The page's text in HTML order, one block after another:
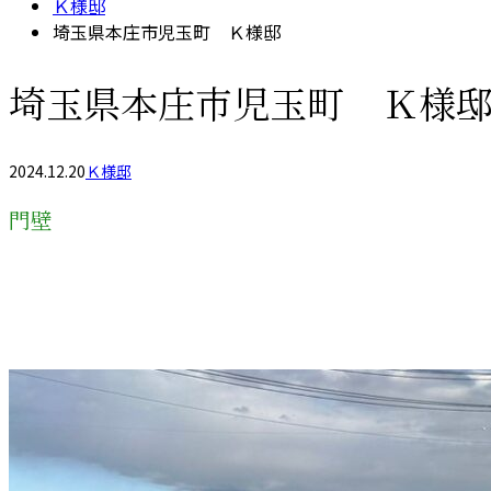
Ｋ様邸
埼玉県本庄市児玉町 Ｋ様邸
埼玉県本庄市児玉町 Ｋ様
2024.12.20 Ｋ様邸
門壁